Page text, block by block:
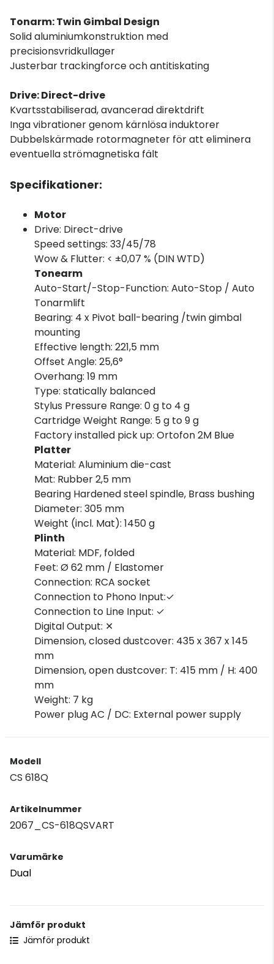
Tonarm: Twin Gimbal Design
Solid aluminiumkonstruktion med
precisionsvridkullager
Justerbar trackingforce och antitiskating
Drive: Direct-drive
Kvartsstabiliserad, avancerad direktdrift
Inga vibrationer genom kärnlösa induktorer
Dubbelskärmade rotormagneter för att eliminera
eventuella strömagnetiska fält
Specifikationer:
Motor
Drive: Direct-drive
Speed settings: 33/45/78
Wow & Flutter: < ±0,07 % (DIN WTD)
Tonearm
Auto-Start/-Stop-Function: Auto-Stop / Auto
Tonarmlift
Bearing: 4 x Pivot ball-bearing /twin gimbal
mounting
Effective length: 221,5 mm
Offset Angle: 25,6°
Overhang: 19 mm
Type: statically balanced
Stylus Pressure Range: 0 g to 4 g
Cartridge Weight Range: 5 g to 9 g
Factory installed pick up: Ortofon 2M Blue
Platter
Material: Aluminium die-cast
Mat: Rubber 2,5 mm
Bearing Hardened steel spindle, Brass bushing
Diameter: 305 mm
Weight (incl. Mat): 1450 g
Plinth
Material: MDF, folded
Feet: Ø 62 mm / Elastomer
Connection: RCA socket
Connection to Phono Input:✓
Connection to Line Input: ✓
Digital Output: ✕
Dimension, closed dustcover: 435 x 367 x 145
mm
Dimension, open dustcover: T: 415 mm / H: 400
mm
Weight: 7 kg
Power plug AC / DC: External power supply
Modell
CS 618Q
Artikelnummer
2067_CS-618QSVART
Varumärke
Dual
Jämför produkt
Jämför produkt